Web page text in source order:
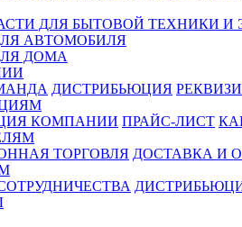
ДЛЯ БЫТОВОЙ ТЕХНИКИ И
АВТОМОБИЛЯ
ДОМА
ДИСТРИБЬЮЦИЯ
КОМПАНИИ ПРАЙС-ЛИСТ
ТОРГОВЛЯ ДОСТАВКА И